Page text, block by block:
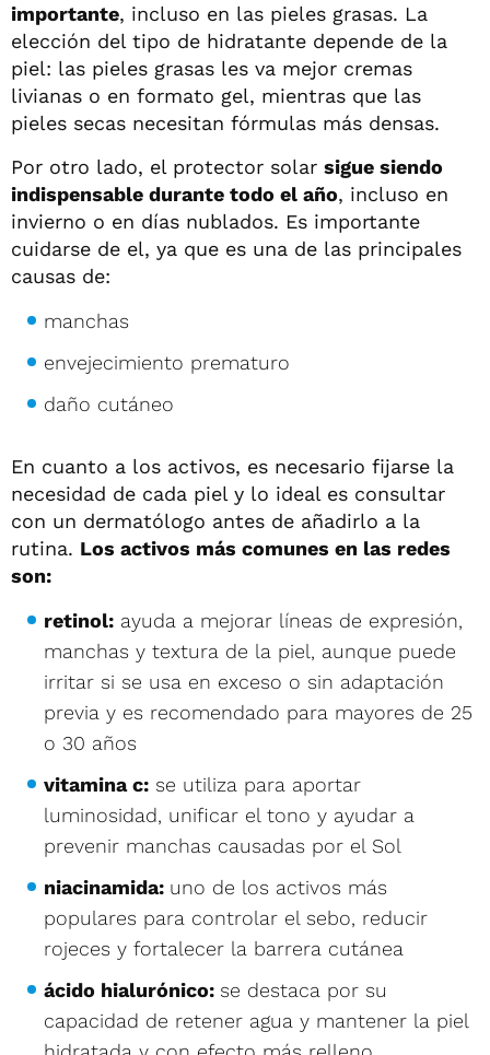
importante, incluso en las pieles grasas. La
elección del tipo de hidratante depende de la
piel: las pieles grasas les va mejor cremas
livianas o en formato gel, mientras que las
pieles secas necesitan fórmulas más densas.
Por otro lado, el protector solar sigue siendo
indispensable durante todo el año, incluso en
invierno o en días nublados. Es importante
cuidarse de el, ya que es una de las principales
causas de:
manchas
envejecimiento prematuro
daño cutáneo
En cuanto a los activos, es necesario fijarse la
necesidad de cada piel y lo ideal es consultar
con un dermatólogo antes de añadirlo a la
rutina. Los activos más comunes en las redes
son:
retinol: ayuda a mejorar líneas de expresión,
manchas y textura de la piel, aunque puede
irritar si se usa en exceso o sin adaptación
previa y es recomendado para mayores de 25
o 30 años
vitamina c: se utiliza para aportar
luminosidad, unificar el tono y ayudar a
prevenir manchas causadas por el Sol
niacinamida: uno de los activos más
populares para controlar el sebo, reducir
rojeces y fortalecer la barrera cutánea
ácido hialurónico: se destaca por su
capacidad de retener agua y mantener la piel